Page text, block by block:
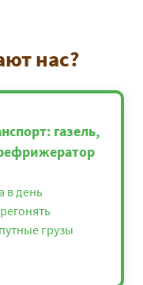
нас?
газель,
в день
грузы